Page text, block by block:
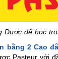
Dược để học
bằng 2 Cao
Pasteur với